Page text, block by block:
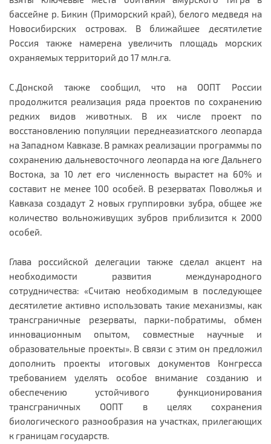
бассейне р. Бикин (Приморский край), белого медведя на
Новосибирских островах. В ближайшее десятилетие
Россия также намерена увеличить площадь морских
охраняемых территорий до 17 млн.га.
С.Донской также сообщил, что на ООПТ России
продолжится реализация ряда проектов по сохранению
редких видов животных. В их числе проект по
восстановлению популяции переднеазиатского леопарда
на Западном Кавказе. В рамках реализации программы по
сохранению дальневосточного леопарда на юге Дальнего
Востока, за 10 лет его численность вырастет на 60% и
составит не менее 100 особей. В резерватах Поволжья и
Кавказа создадут 2 новых группировки зубра, общее же
количество вольноживущих зубров приблизится к 2000
особей.
Глава российской делегации также сделал акцент на
необходимости развития международного
сотрудничества: «Считаю необходимым в последующее
десятилетие активно использовать такие механизмы, как
трансграничные резерваты, парки-побратимы, обмен
инновационным опытом, совместные научные и
образовательные проекты». В связи с этим он предложил
дополнить проекты итоговых документов Конгресса
требованием уделять особое внимание созданию и
обеспечению устойчивого функционирования
трансграничных ООПТ в целях сохранения
биологического разнообразия на участках, прилегающих
к границам государств.